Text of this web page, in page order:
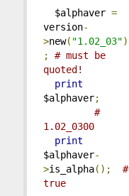
$alphaver =
version-
>new( "1.02_03")
;
# must be
quoted!
print
$alphaver;
#
1.02_0300
print
$alphaver-
>is_alpha();
#
true